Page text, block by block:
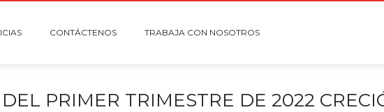
CONTÁCTENOS TRABAJA CON NOSOTROS
PRIMER TRIMESTRE DE 2022